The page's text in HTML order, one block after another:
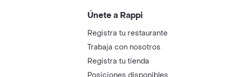
Únete a Rappi
Registra tu restaurante
Trabaja con nosotros
Registra tu tienda